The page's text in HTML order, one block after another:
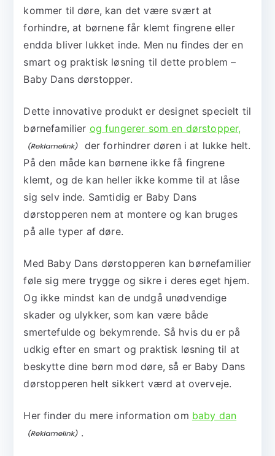
kommer til døre, kan det være svært at
forhindre, at børnene får klemt fingrene eller
endda bliver lukket inde. Men nu findes der en
smart og praktisk løsning til dette problem –
Baby Dans dørstopper.
Dette innovative produkt er designet specielt til
børnefamilier og fungerer som en dørstopper,
der forhindrer døren i at lukke helt.
På den måde kan børnene ikke få fingrene
klemt, og de kan heller ikke komme til at låse
sig selv inde. Samtidig er Baby Dans
dørstopperen nem at montere og kan bruges
på alle typer af døre.
Med Baby Dans dørstopperen kan børnefamilier
føle sig mere trygge og sikre i deres eget hjem.
Og ikke mindst kan de undgå unødvendige
skader og ulykker, som kan være både
smertefulde og bekymrende. Så hvis du er på
udkig efter en smart og praktisk løsning til at
beskytte dine børn mod døre, så er Baby Dans
dørstopperen helt sikkert værd at overveje.
Her finder du mere information om baby dan
.